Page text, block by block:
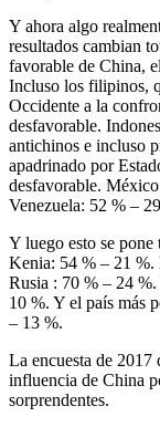
Y ahora algo
resultados cambian
favorable de China,
Incluso los filipinos,
Occidente a la
desfavorable.
antichinos e incluso
apadrinado por
desfavorable.
Venezuela: 52 % – 29
Y luego esto se
Kenia: 54 % – 21 %.
Rusia : 70 % – 24 %.
10 %. Y el país más
– 13 %.
La encuesta de 2017
influencia de China
sorprendentes.